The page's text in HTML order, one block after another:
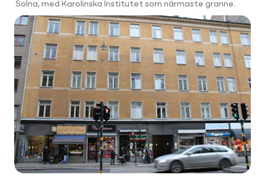
Solna, med Karolinska Institutet som närmaste granne.